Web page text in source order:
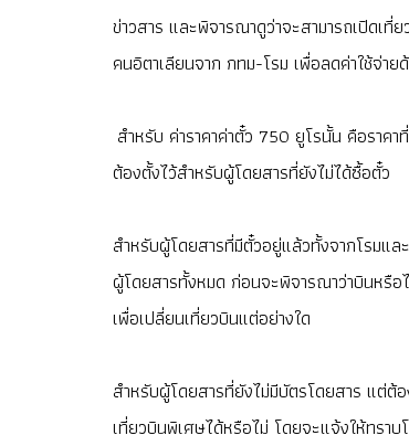
ข่าวสาร และพิจารณาดูว่าจะสามารถเปิดเที่
คนอิตาเลียนจาก กทม-โรม เพื่อลดค่าใช้จ่าย
สำหรับ ค่าราคาค่าตั๋ว 750 ยูโรนั้น คือราค
ต้องตั้งไว้สำหรับผู้โดยสารที่ยังไม่ได้ซื้อตั๋ว
สำหรับผู้โดยสารที่มีตั๋วอยู่แล้วทั้งจากโรมแล
ผู้โดยสารทั้งหมด ก่อนจะพิจารณาว่าบินหรื
เพื่อเปลี่ยนเที่ยวบินแต่อย่างใด
สำหรับผู้โดยสารที่ยังไม่มีบัตรโดยสาร แต่ต้
เที่ยวบินพิเศษได้หรือไม่ โดยจะแจ้งให้ทราบ